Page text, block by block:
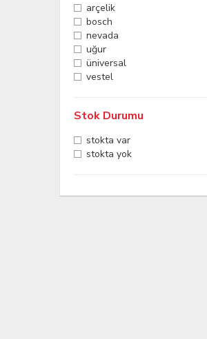
arçelik
bosch
nevada
uğur
üniversal
vestel
Stok Durumu
stokta var
stokta yok